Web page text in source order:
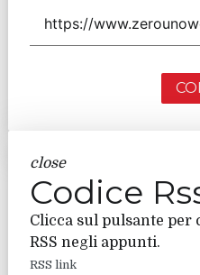
close
Codice
Clicca sul pulsante per
RSS negli appunti.
RSS link